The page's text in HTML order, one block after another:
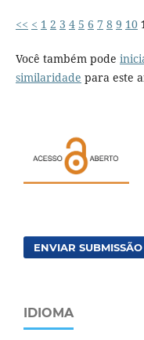
<< < 1 2 3 4 5 6 7 8 9 10
Você também pode
similaridade para este
ENVIAR SUBMISSÃO
IDIOMA